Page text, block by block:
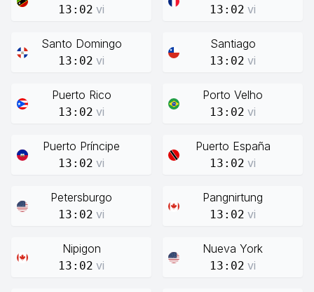
13:02 vi 13:02 vi
Santo Domingo
13:02 vi
Santiago
13:02 vi
Puerto Rico
13:02 vi
Porto Velho
13:02 vi
Puerto Príncipe
13:02 vi
Puerto España
13:02 vi
Petersburgo
13:02 vi
Pangnirtung
13:02 vi
Nipigon
13:02 vi
Nueva York
13:02 vi